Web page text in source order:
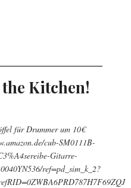
Kitchen!
für Drummer um 10€
cub-SM0111B-
Gitarre-
ref=pd_sim_k_2?